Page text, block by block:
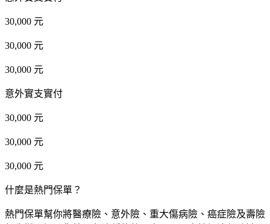
30,000 元
30,000 元
30,000 元
意外實支實付
30,000 元
30,000 元
30,000 元
什麼是熱門保單？
熱門保單幫你將醫療險、意外險、重大傷病險、癌症險及壽險